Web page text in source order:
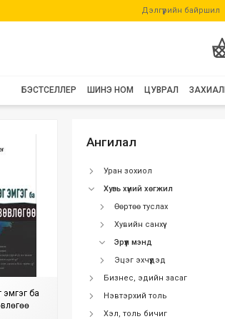
Дэлгүүрийн байршил
ЦУВРАЛ
ШИНЭ НОМ
БЭСТСЕЛЛЕР
эмгэг ба
Ангилал
Уран зохиол
Хувь хүний хөгжил
Өөртөө туслах
Хувийн санхүү
Эрүүл мэнд
Эцэг эхчүүдэд
Бизнес, эдийн засаг
Нэвтэрхий толь
Хэл, толь бичиг